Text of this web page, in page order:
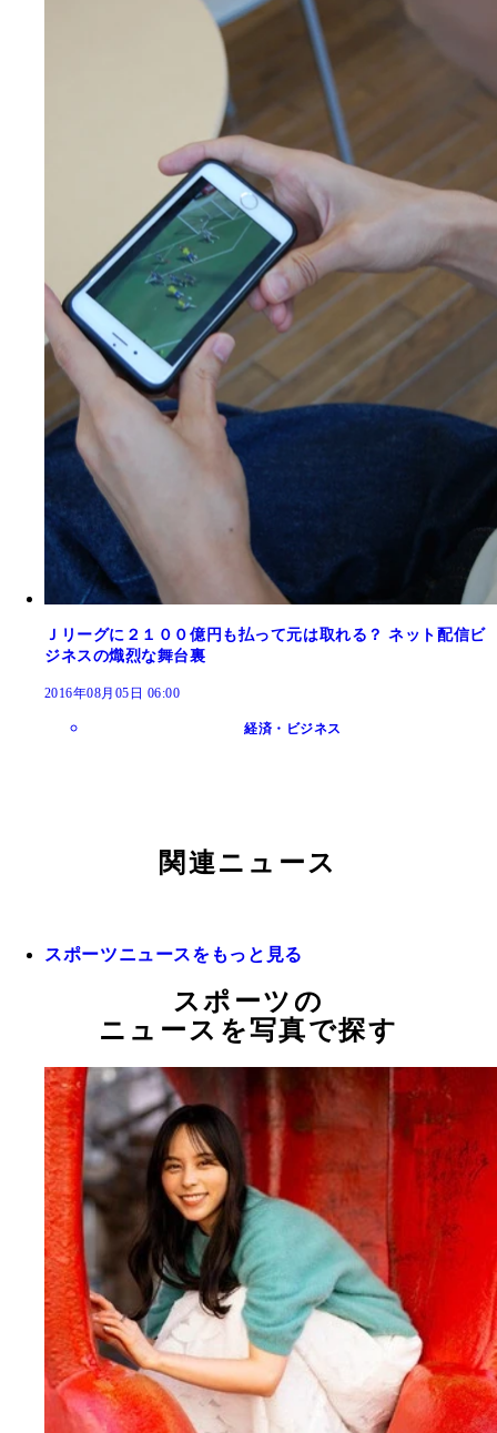
Ｊリーグに２１００億円も払って元は取れる？ ネット配信ビ
ジネスの熾烈な舞台裏
2016年08月05日 06:00
経済・ビジネス
関連ニュース
スポーツニュースをもっと見る
スポーツの
ニュースを写真で探す